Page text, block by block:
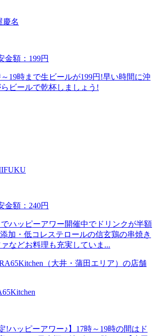
慶名
金額：199円
19時まで生ビールが199円!早い時間に沖
ビールで乾杯しましょう!
金額：240円
ハッピーアワー開催中でドリンクが半額
加・低コレステロールの信玄鶏の串焼き
などお料理も充実していま...
!ハッピーアワー♪】17時～19時の間はド